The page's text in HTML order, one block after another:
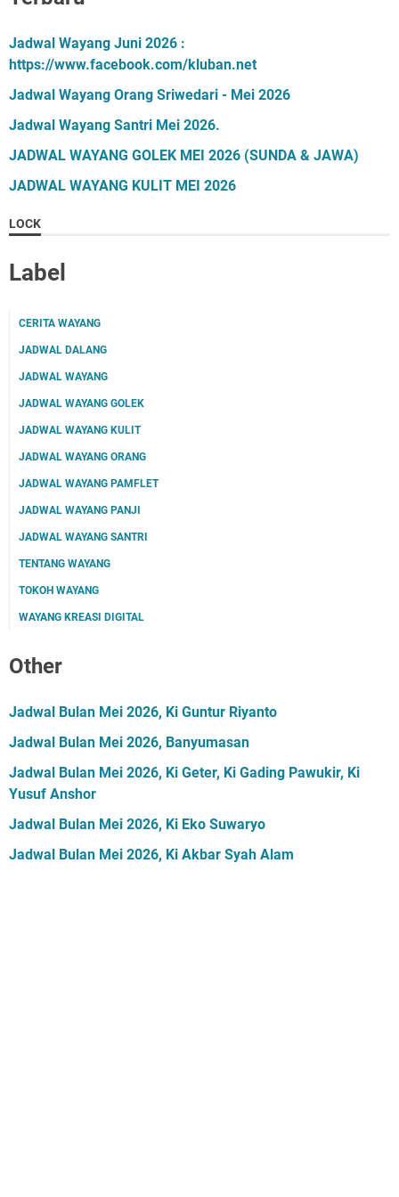
Jadwal Wayang Juni 2026 :
https://www.facebook.com/kluban.net
Jadwal Wayang Orang Sriwedari - Mei 2026
Jadwal Wayang Santri Mei 2026.
JADWAL WAYANG GOLEK MEI 2026 (SUNDA & JAWA)
JADWAL WAYANG KULIT MEI 2026
LOCK
Label
CERITA WAYANG
JADWAL DALANG
JADWAL WAYANG
JADWAL WAYANG GOLEK
JADWAL WAYANG KULIT
JADWAL WAYANG ORANG
JADWAL WAYANG PAMFLET
JADWAL WAYANG PANJI
JADWAL WAYANG SANTRI
TENTANG WAYANG
TOKOH WAYANG
WAYANG KREASI DIGITAL
Other
Jadwal Bulan Mei 2026, Ki Guntur Riyanto
Jadwal Bulan Mei 2026, Banyumasan
Jadwal Bulan Mei 2026, Ki Geter, Ki Gading Pawukir, Ki
Yusuf Anshor
Jadwal Bulan Mei 2026, Ki Eko Suwaryo
Jadwal Bulan Mei 2026, Ki Akbar Syah Alam